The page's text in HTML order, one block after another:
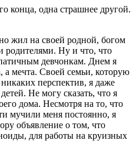
конца, одна страшнее другой.
жил на своей родной, богом
родителями. Ну и что, что
девчонкам. Днем я
а мечта. Своей семьи, которую
перспектив, я даже
Не могу сказать, что я
дома. Несмотря на то, что
мучили меня постоянно, я
объявление о том, что
для работы на круизных